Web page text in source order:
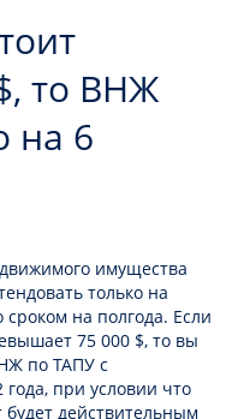
то ВНЖ
на 6
имущества
только на
на полгода. Если
75 000 $, то вы
по ТАПУ с
при условии что
действительным